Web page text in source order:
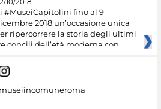
10/2018
#MuseiCapitolini fino al 9
2018 un’occasione unica
ripercorrere la storia degli ultimi
concili dell’età moderna con
museiincomuneroma